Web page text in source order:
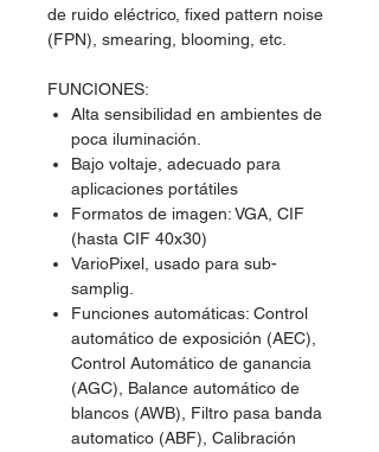
de ruido eléctrico, fixed pattern noise
(FPN), smearing, blooming, etc.
FUNCIONES:
Alta sensibilidad en ambientes de
poca iluminación.
Bajo voltaje, adecuado para
aplicaciones portátiles
Formatos de imagen: VGA, CIF
(hasta CIF 40x30)
VarioPixel, usado para sub-
samplig.
Funciones automáticas: Control
automático de exposición (AEC),
Control Automático de ganancia
(AGC), Balance automático de
blancos (AWB), Filtro pasa banda
automatico (ABF), Calibración